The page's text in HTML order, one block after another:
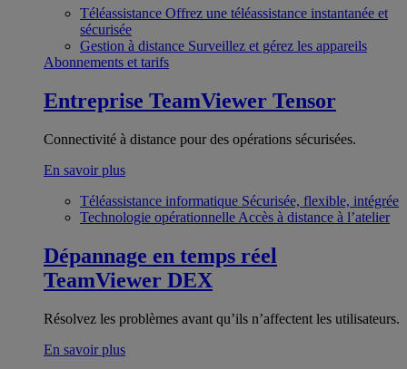
Téléassistance Offrez une téléassistance instantanée et
sécurisée
Gestion à distance Surveillez et gérez les appareils
Abonnements et tarifs
Entreprise TeamViewer Tensor
Connectivité à distance pour des opérations sécurisées.
En savoir plus
Téléassistance informatique Sécurisée, flexible, intégrée
Technologie opérationnelle Accès à distance à l’atelier
Dépannage en temps réel
TeamViewer DEX
Résolvez les problèmes avant qu’ils n’affectent les utilisateurs.
En savoir plus